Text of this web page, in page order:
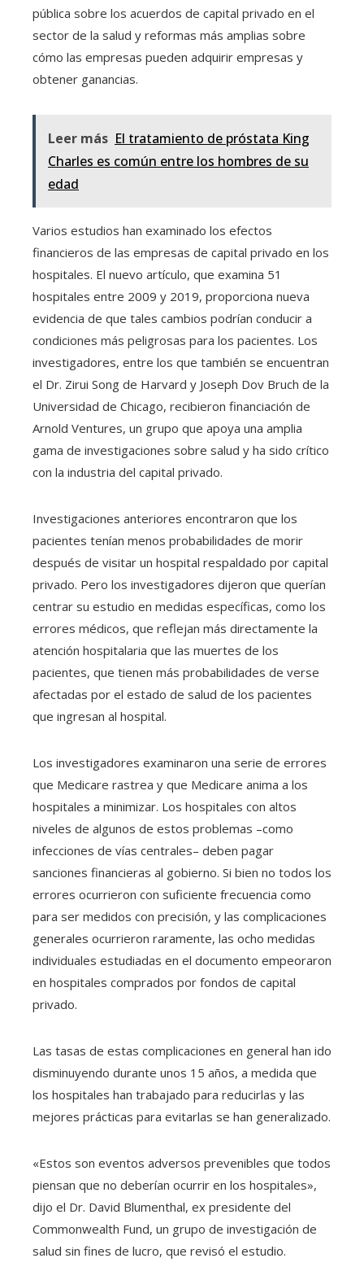
pública sobre los acuerdos de capital privado en el
sector de la salud y reformas más amplias sobre
cómo las empresas pueden adquirir empresas y
obtener ganancias.
Leer más El tratamiento de próstata King
Charles es común entre los hombres de su
edad
Varios estudios han examinado los efectos
financieros de las empresas de capital privado en los
hospitales. El nuevo artículo, que examina 51
hospitales entre 2009 y 2019, proporciona nueva
evidencia de que tales cambios podrían conducir a
condiciones más peligrosas para los pacientes. Los
investigadores, entre los que también se encuentran
el Dr. Zirui Song de Harvard y Joseph Dov Bruch de la
Universidad de Chicago, recibieron financiación de
Arnold Ventures, un grupo que apoya una amplia
gama de investigaciones sobre salud y ha sido crítico
con la industria del capital privado.
Investigaciones anteriores encontraron que los
pacientes tenían menos probabilidades de morir
después de visitar un hospital respaldado por capital
privado. Pero los investigadores dijeron que querían
centrar su estudio en medidas específicas, como los
errores médicos, que reflejan más directamente la
atención hospitalaria que las muertes de los
pacientes, que tienen más probabilidades de verse
afectadas por el estado de salud de los pacientes
que ingresan al hospital.
Los investigadores examinaron una serie de errores
que Medicare rastrea y que Medicare anima a los
hospitales a minimizar. Los hospitales con altos
niveles de algunos de estos problemas –como
infecciones de vías centrales– deben pagar
sanciones financieras al gobierno. Si bien no todos los
errores ocurrieron con suficiente frecuencia como
para ser medidos con precisión, y las complicaciones
generales ocurrieron raramente, las ocho medidas
individuales estudiadas en el documento empeoraron
en hospitales comprados por fondos de capital
privado.
Las tasas de estas complicaciones en general han ido
disminuyendo durante unos 15 años, a medida que
los hospitales han trabajado para reducirlas y las
mejores prácticas para evitarlas se han generalizado.
«Estos son eventos adversos prevenibles que todos
piensan que no deberían ocurrir en los hospitales»,
dijo el Dr. David Blumenthal, ex presidente del
Commonwealth Fund, un grupo de investigación de
salud sin fines de lucro, que revisó el estudio.